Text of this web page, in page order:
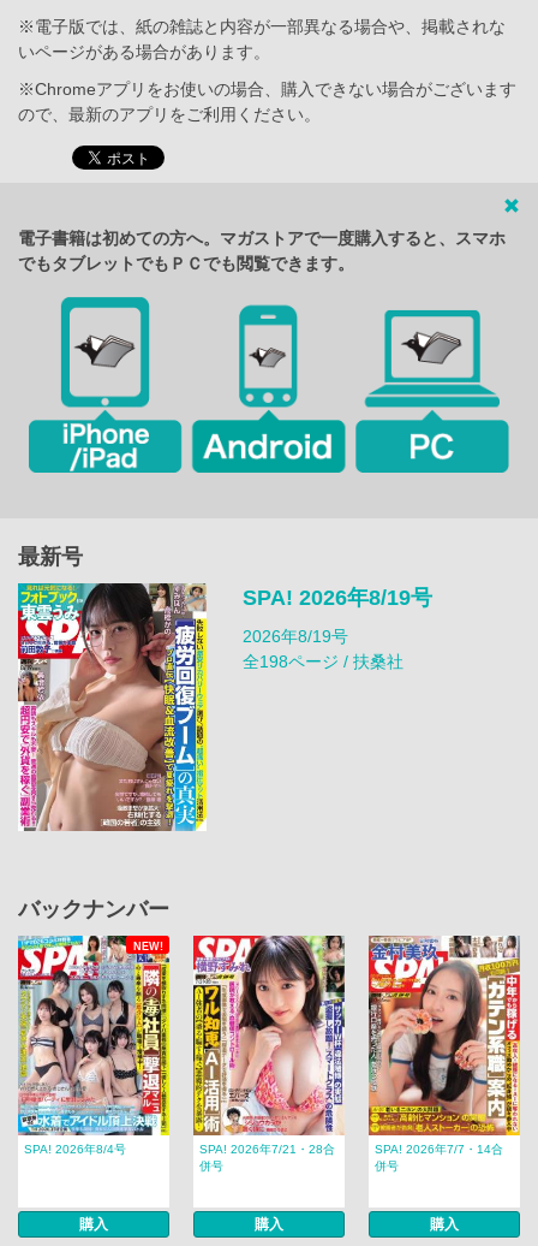
※電子版では、紙の雑誌と内容が一部異なる場合や、掲載されな
いページがある場合があります。
※Chromeアプリをお使いの場合、購入できない場合がございます
ので、最新のアプリをご利用ください。
電子書籍は初めての方へ。マガストアで一度購入すると、スマホ
でもタブレットでもＰＣでも閲覧できます。
最新号
SPA! 2026年8/19号
2026年8/19号
全198ページ / 扶桑社
バックナンバー
NEW!
SPA! 2026年8/4号
購入
SPA! 2026年7/21・28合
併号
購入
SPA! 2026年7/7・14合
併号
購入